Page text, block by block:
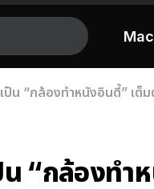
Mac
น “กล้องทำหนังอินดี้” เต็ม
“กล้องทำ